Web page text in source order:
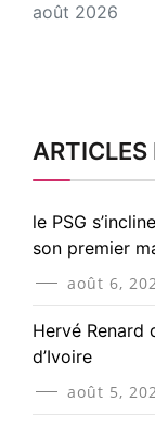
août 2026
ARTICLES
le PSG
son premier
août 6,
Hervé Renard
d’Ivoire
août 5,